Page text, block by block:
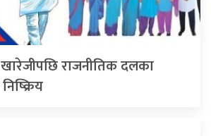
राजनीतिक दलका